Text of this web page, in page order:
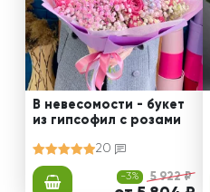
В невесомости - букет
из гипсофил с розами
20
-3% 5 922 ₽